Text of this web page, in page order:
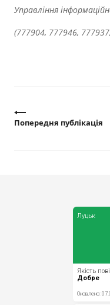
Управління
(777904, 777946,
Попередня публікація